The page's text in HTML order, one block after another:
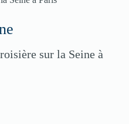
sur la Seine à